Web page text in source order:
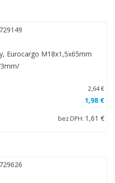
Eurocargo M18x1,5x65mm
2,64 €
1,98 €
bez DPH: 1,61 €